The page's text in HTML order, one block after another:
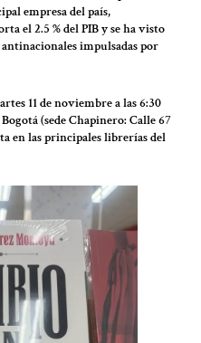
empresa del país,
el 2.5 % del PIB y se ha visto
impulsadas por
11 de noviembre a las 6:30
(sede Chapinero: Calle 67
en las principales librerías del